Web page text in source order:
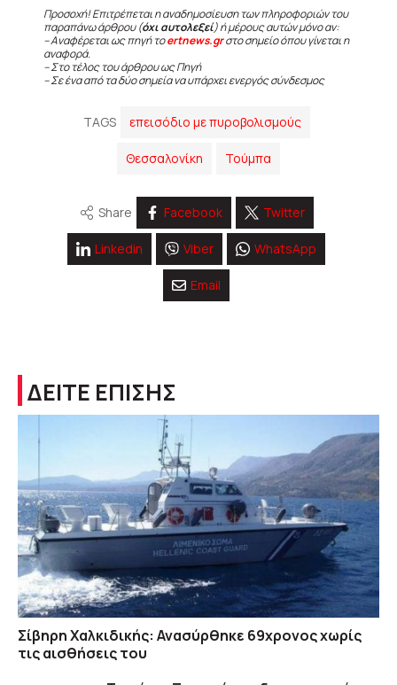
Προσοχή! Επιτρέπεται η αναδημοσίευση των πληροφοριών του
παραπάνω άρθρου (όχι αυτολεξεί) ή μέρους αυτών μόνο αν:
– Αναφέρεται ως πηγή τοertnews.grστο σημείο όπου γίνεται η
αναφορά.
– Στο τέλος του άρθρου ως Πηγή
– Σε ένα από τα δύο σημεία να υπάρχει ενεργός σύνδεσμος
TAGS επεισόδιο με πυροβολισμούς
Θεσσαλονίκη Τούμπα
Share Facebook Twitter
Linkedin Viber WhatsApp
Email
ΔΕΙΤΕ ΕΠΙΣΗΣ
Σίβηρη Χαλκιδικής: Ανασύρθηκε 69χρονος χωρίς
τις αισθήσεις του